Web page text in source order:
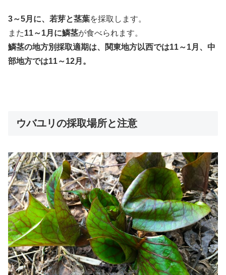
3～5月に、若芽と茎葉を採取します。
また11～1月に鱗茎が食べられます。
鱗茎の地方別採取適期は、関東地方以西では11～1月、中
部地方では11～12月。
ウバユリの採取場所と注意